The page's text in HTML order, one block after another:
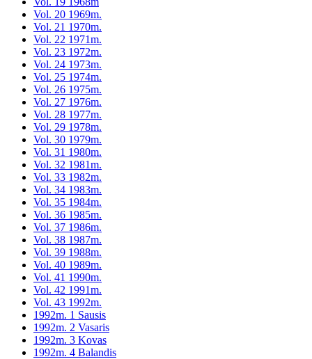
Vol. 20 1969m.
Vol. 21 1970m.
Vol. 22 1971m.
Vol. 23 1972m.
Vol. 24 1973m.
Vol. 25 1974m.
Vol. 26 1975m.
Vol. 27 1976m.
Vol. 28 1977m.
Vol. 29 1978m.
Vol. 30 1979m.
Vol. 31 1980m.
Vol. 32 1981m.
Vol. 33 1982m.
Vol. 34 1983m.
Vol. 35 1984m.
Vol. 36 1985m.
Vol. 37 1986m.
Vol. 38 1987m.
Vol. 39 1988m.
Vol. 40 1989m.
Vol. 41 1990m.
Vol. 42 1991m.
Vol. 43 1992m.
1992m. 1 Sausis
1992m. 2 Vasaris
1992m. 3 Kovas
1992m. 4 Balandis